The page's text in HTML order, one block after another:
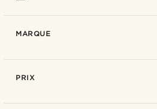
MARQUE
PRIX